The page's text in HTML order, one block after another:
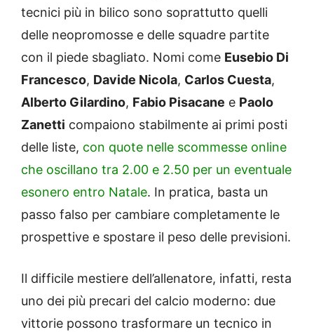
tecnici più in bilico sono soprattutto quelli
delle neopromosse e delle squadre partite
con il piede sbagliato. Nomi come Eusebio Di
Francesco, Davide Nicola, Carlos Cuesta,
Alberto Gilardino, Fabio Pisacane e Paolo
Zanetti compaiono stabilmente ai primi posti
delle liste, con quote nelle scommesse online
che oscillano tra 2.00 e 2.50 per un eventuale
esonero entro Natale. In pratica, basta un
passo falso per cambiare completamente le
prospettive e spostare il peso delle previsioni.
Il difficile mestiere dell’allenatore, infatti, resta
uno dei più precari del calcio moderno: due
vittorie possono trasformare un tecnico in